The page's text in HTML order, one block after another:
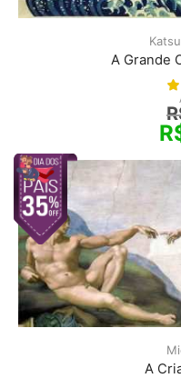
A Grande
A